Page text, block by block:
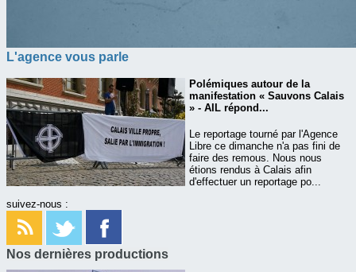
L'agence vous parle
Polémiques autour de la
manifestation « Sauvons Calais
» - AIL répond...
Le reportage tourné par l'Agence
Libre ce dimanche n'a pas fini de
faire des remous. Nous nous
étions rendus à Calais afin
d'effectuer un reportage po...
suivez-nous :
Nos dernières productions